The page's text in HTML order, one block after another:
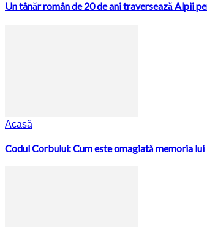
Un tânăr român de 20 de ani traversează Alpii
Acasă
Codul Corbului: Cum este omagiată memoria